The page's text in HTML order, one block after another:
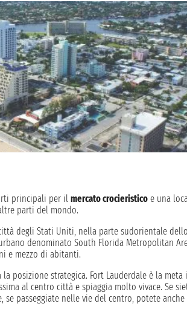
principali per il mercato crocieristicoe una
parti del mondo.
degli Stati Uniti, nella parte sudorientale
denominato South Florida Metropolitan
e mezzo di abitanti.
posizione strategica. Fort Lauderdale è la
al centro città e spiaggia molto vivace. Se
passeggiate nelle vie del centro, potete